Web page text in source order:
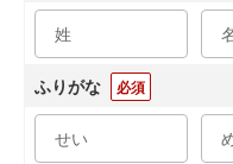
ふりがな 必須